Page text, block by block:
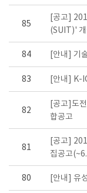
85
[공고]
(SUIT)' 개
84 [안내] 기
83 [안내] K-
82
[공고]도
합공고
81
[공고]
집공고
80 [안내] 유